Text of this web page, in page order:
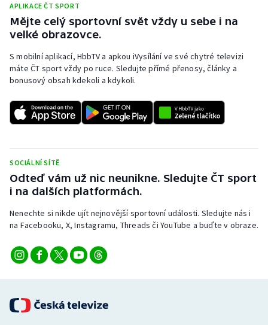
Plážový volejbal
Rychlobruslení
Rychlostní kanoistika
Sportovní střelba
Stolní tenis
Triatlon
Veslování
Vodní slalom
Volejbal
APLIKACE ČT SPORT
Mějte celý sportovní svět vždy u sebe i na
velké obrazovce.
S mobilní aplikací, HbbTV a apkou iVysílání ve své chytré televizi
máte ČT sport vždy po ruce. Sledujte přímé přenosy, články a
bonusový obsah kdekoli a kdykoli.
SOCIÁLNÍ SÍTĚ
Odteď vám už nic neunikne. Sledujte ČT sport
i na dalších platformách.
Nenechte si nikde ujít nejnovější sportovní události. Sledujte nás i
na Facebooku, X, Instagramu, Threads či YouTube a buďte v obraze.